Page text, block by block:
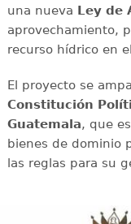
una nueva Ley de
aprovechamiento,
recurso hídrico en
El proyecto se
Constitución
Guatemala, que
bienes de dominio
las reglas para su